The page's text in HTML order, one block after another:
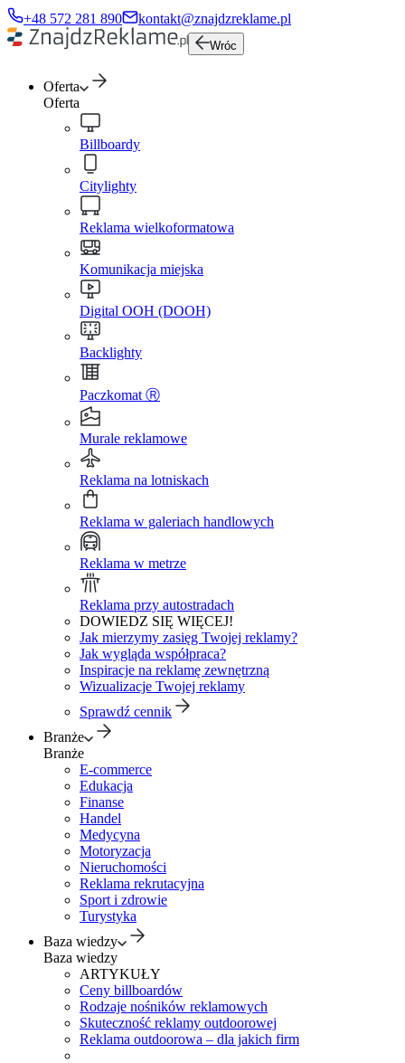
+48 572 281 890 kontakt@znajdzreklame.pl
Wróc
Oferta
Oferta
Billboardy
Citylighty
Reklama wielkoformatowa
Komunikacja miejska
Digital OOH (DOOH)
Backlighty
Paczkomat Ⓡ
Murale reklamowe
Reklama na lotniskach
Reklama w galeriach handlowych
Reklama w metrze
Reklama przy autostradach
DOWIEDZ SIĘ WIĘCEJ!
Jak mierzymy zasięg Twojej reklamy?
Jak wygląda współpraca?
Inspiracje na reklamę zewnętrzną
Wizualizacje Twojej reklamy
Sprawdź cennik
Branże
Branże
E-commerce
Edukacja
Finanse
Handel
Medycyna
Motoryzacja
Nieruchomości
Reklama rekrutacyjna
Sport i zdrowie
Turystyka
Baza wiedzy
Baza wiedzy
ARTYKUŁY
Ceny billboardów
Rodzaje nośników reklamowych
Skuteczność reklamy outdoorowej
Reklama outdoorowa – dla jakich firm